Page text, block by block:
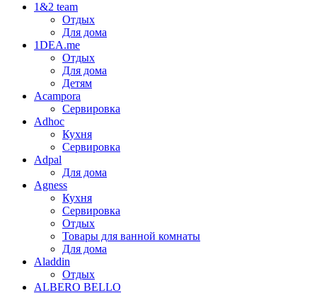
1&2 team
Отдых
Для дома
1DEA.me
Отдых
Для дома
Детям
Acampora
Сервировка
Adhoc
Кухня
Сервировка
Adpal
Для дома
Agness
Кухня
Сервировка
Отдых
Товары для ванной комнаты
Для дома
Aladdin
Отдых
ALBERO BELLO